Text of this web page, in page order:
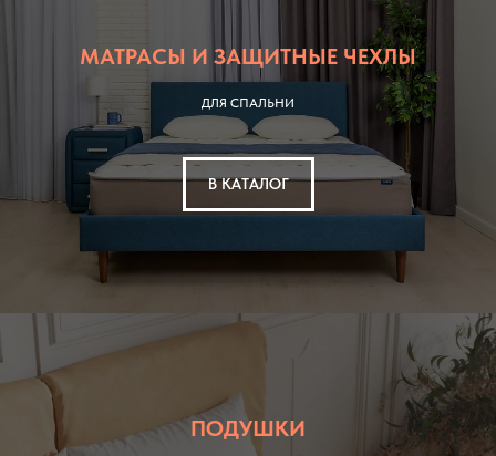
МАТРАСЫ И ЗАЩИТНЫЕ ЧЕХЛЫ
ДЛЯ СПАЛЬНИ
В КАТАЛОГ
ПОДУШКИ